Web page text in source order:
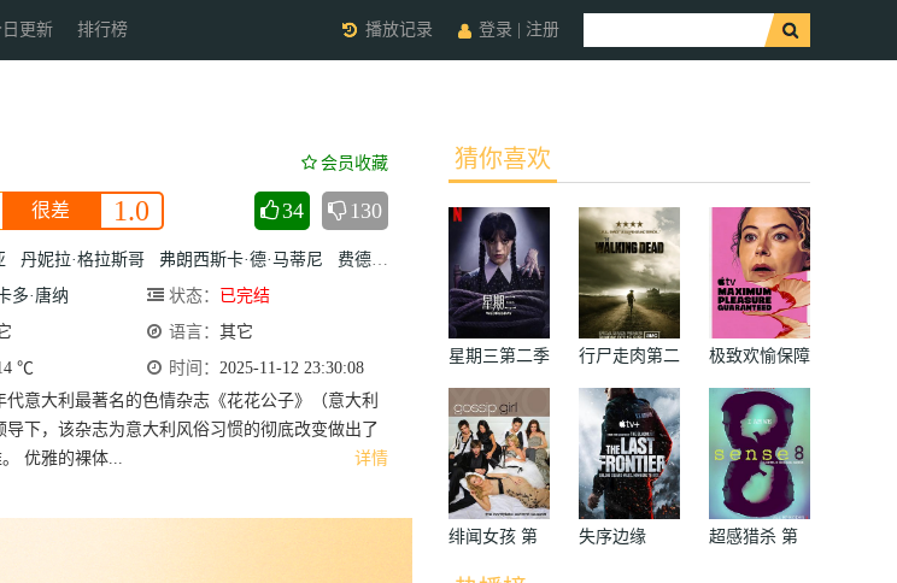
日更新 排行榜 登录 注册
播放记录
会员收藏
很差 1.0 34 130
丹妮拉·格拉斯哥 弗朗西斯卡·德·马蒂尼 费德里科·斯克里巴尼 亚历山德拉·卡里略 卢卡·德拉·比安卡
多·唐纳 状态：
已完结
语言： 其它
℃ 时间： 2025-11-12 23:30:08
详情
意大利最著名的色情杂志《花花公子》（意大利
下，该杂志为意大利风俗习惯的彻底改变做出了
优雅的裸体...
猜你喜欢
星期三第二季
行尸走肉第二
季
极致欢愉保障
绯闻女孩 第
二季
失序边缘
超感猎杀 第